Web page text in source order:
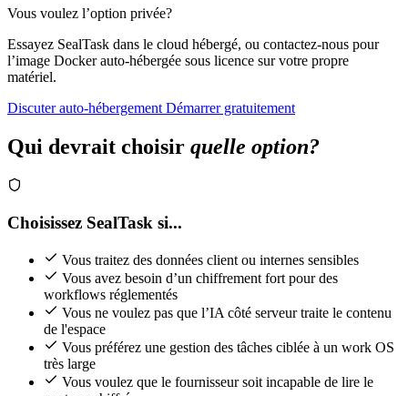
Vous voulez l’option privée?
Essayez SealTask dans le cloud hébergé, ou contactez-nous pour
l’image Docker auto-hébergée sous licence sur votre propre
matériel.
Discuter auto-hébergementDémarrer gratuitement
Qui devrait choisir quelle option?
Choisissez SealTask si...
Vous traitez des données client ou internes sensibles
Vous avez besoin d’un chiffrement fort pour des
workflows réglementés
Vous ne voulez pas que l’IA côté serveur traite le contenu
de l'espace
Vous préférez une gestion des tâches ciblée à un work OS
très large
Vous voulez que le fournisseur soit incapable de lire le